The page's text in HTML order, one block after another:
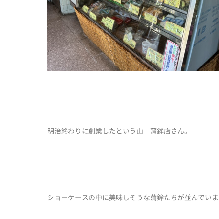
明治終わりに創業したという山一蒲鉾店さん。
ショーケースの中に美味しそうな蒲鉾たちが並んでい